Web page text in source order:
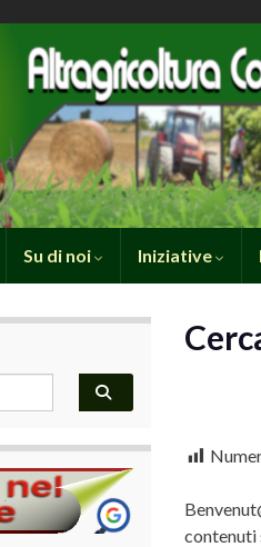
Su di noi Iniziative
contenuti